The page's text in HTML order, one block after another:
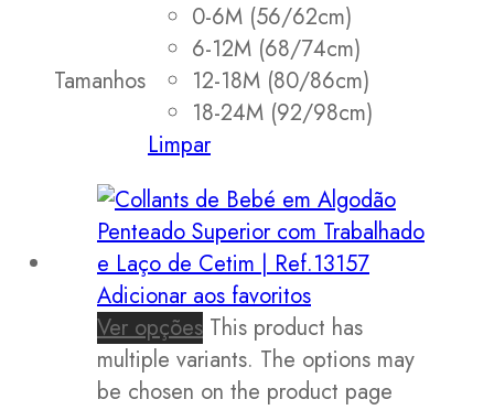
Tamanhos
0-6M (56/62cm)
6-12M (68/74cm)
12-18M (80/86cm)
18-24M (92/98cm)
Limpar
Adicionar aos favoritos
Ver opções This product has
multiple variants. The options may
be chosen on the product page